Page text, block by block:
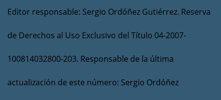
Editor responsable: Sergio Ordóñez Gutiérrez. Reserva
de Derechos al Uso Exclusivo del Título 04-2007-
100814032800-203. Responsable de la última
actualización de este número: Sergio Ordóñez